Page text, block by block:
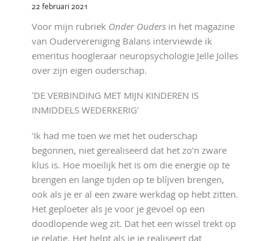
22 februari 2021
Voor mijn rubriek Onder Ouders in het magazine
van Oudervereniging Balans interviewde ik
emeritus hoogleraar neuropsychologie Jelle Jolles
over zijn eigen ouderschap.
ʻDE VERBINDING MET MIJN KINDEREN IS
INMIDDELS WEDERKERIG’
‘Ik had me toen we met het ouderschap
begonnen, niet gerealiseerd dat het zo’n zware
klus is. Hoe moeilijk het is om die energie op te
brengen en lange tijden op te blíjven brengen,
ook als je er al een zware werkdag op hebt zitten.
Het geploeter als je voor je gevoel op een
doodlopende weg zit. Dat het een wissel trekt op
je relatie. Het helpt als je je realiseert dat